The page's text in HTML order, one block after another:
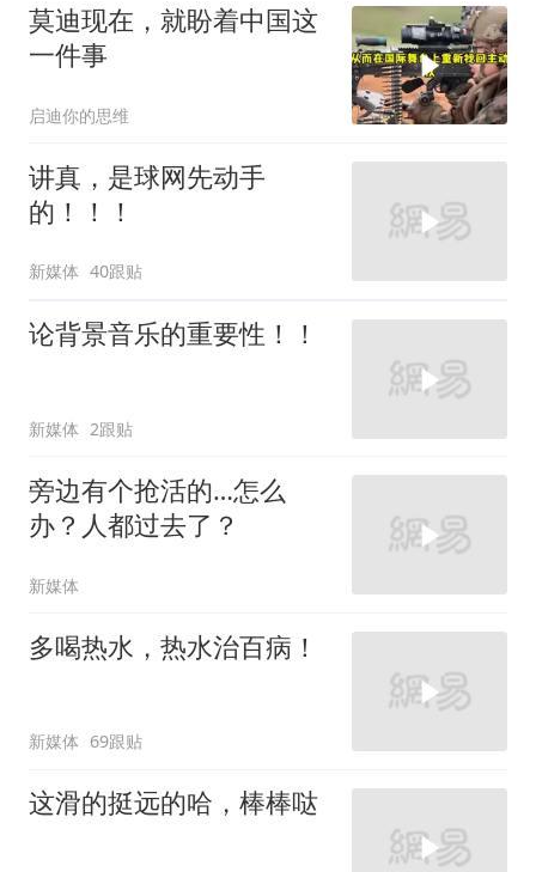
莫迪现在，就盼着中国这
一件事
启迪你的思维
讲真，是球网先动手
的！！！
新媒体 40跟贴
论背景音乐的重要性！！
新媒体 2跟贴
旁边有个抢活的…怎么
办？人都过去了？
新媒体
多喝热水，热水治百病！
新媒体 69跟贴
这滑的挺远的哈，棒棒哒